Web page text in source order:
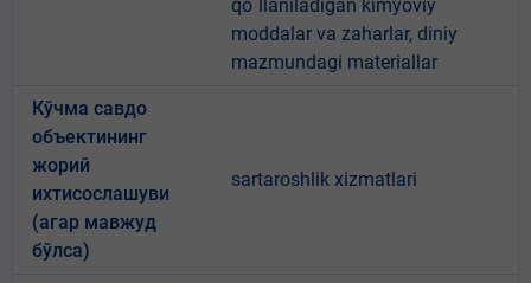
qo`llaniladigan kimyoviy
moddalar va zaharlar, diniy
mazmundagi materiallar
Кўчма савдо
объектининг
жорий
ихтисослашуви
(агар мавжуд
бўлса)
sartaroshlik xizmatlari